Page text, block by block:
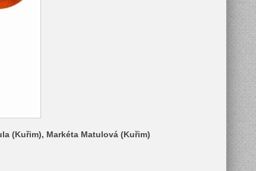
(Kuřim), Markéta Matulová (Kuřim)